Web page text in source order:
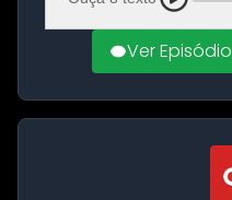
Ver Episódio